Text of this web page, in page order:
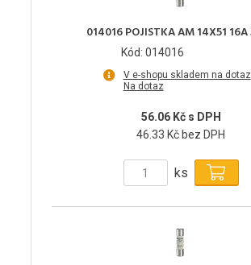
014016 POJISTKA AM 14X51
Kód: 014016
V e-shopu skladem na dotaz
Na dotaz
56.06 Kč s DPH
46.33 Kč bez DPH
ks